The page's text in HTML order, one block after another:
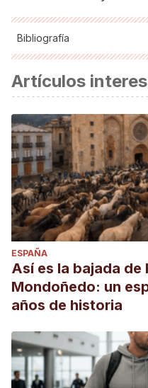
Bibliografía
Recuperado el 3 de julio
Artículos
ESPAÑA
Así es la bajada de
Mondoñedo: un
años de historia